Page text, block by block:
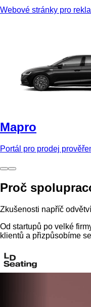
Webové stránky pro
Mapro
Portál pro prodej
Proč
Zkušenosti napříč
Od startupů po velké
klientů a přizpůsobíme